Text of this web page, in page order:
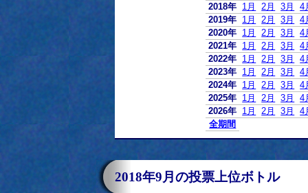
2018年 1月 2月 3月
4
2019年 1月 2月 3月
4
2020年 1月 2月 3月
4
2021年 1月 2月 3月
4
2022年 1月 2月 3月
4
2023年 1月 2月 3月
4
2024年 1月 2月 3月
4
2025年 1月 2月 3月
4
2026年 1月 2月 3月
4
全期間
2018年9月の投票上位ボトル